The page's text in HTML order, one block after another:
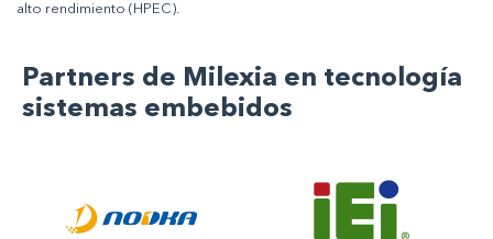
alto rendimiento (HPEC).
Partners de Milexia en tecnología
sistemas embebidos